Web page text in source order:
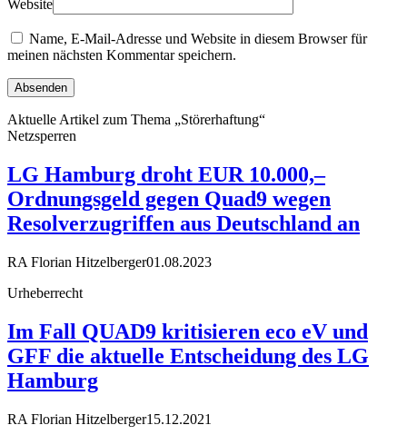
Website
Name, E-Mail-Adresse und Website in diesem Browser für
meinen nächsten Kommentar speichern.
Aktuelle Artikel zum Thema „Störerhaftung“
Netzsperren
LG Hamburg droht EUR 10.000,–
Ordnungsgeld gegen Quad9 wegen
Resolverzugriffen aus Deutschland an
RA Florian Hitzelberger01.08.2023
Urheberrecht
Im Fall QUAD9 kritisieren eco eV und
GFF die aktuelle Entscheidung des LG
Hamburg
RA Florian Hitzelberger15.12.2021